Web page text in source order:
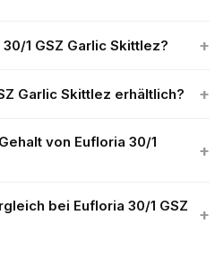
1 GSZ Garlic Skittlez? +
Garlic Skittlez erhältlich? +
von Eufloria 30/1
+
bei Eufloria 30/1 GSZ
+